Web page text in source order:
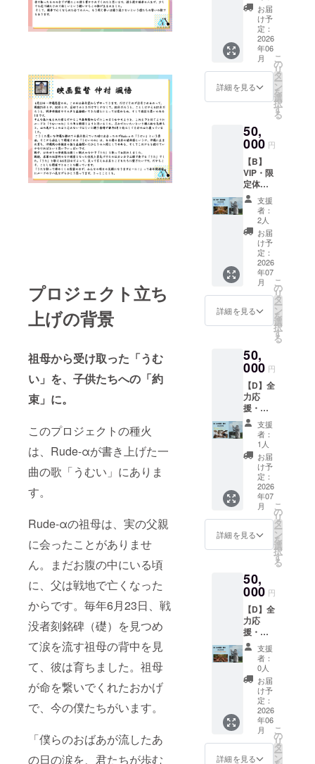
プロジェクト立ち
上げの背景
祖母から受け取った「うむ
い」を、子供たちへの「約
束」に。
このプロジェクトの種火
は、Rude-αが書き上げた一
曲の歌「うむい」にありま
す。
Rude-αの祖母は、実の父親
に会ったことがありませ
ん。まだお腹の中にいる頃
に、父は戦地で亡くなった
からです。毎年6月23日、戦
没者刻銘碑（礎）を見つめ
て涙を流す祖母の背中を見
て、彼は育ちました。祖母
が命を繋いでくれたおかげ
で、今の僕たちがいます。
「僕らのおばあが流したあ
の日の涙を、君たちが歩む
ング終
了、最
終的な
寄贈数
量の確
定 2026
年7月下
旬〜8月
上旬：
員会を
通じ
て、各
学校へ
寄贈を
実施
2026年
8月末ま
で： 全
ての寄
贈完了
後、活
動報告
レポー
トにて
支援者
の皆様
いたし
ます。
里 小
学校 北
美 小
学校 美
東 小
学校 宮
里 小
学校 美
原 小
学校 泡
瀬 小
学校 比
屋根小
学校 沖
縄市の
中学校
（8校）
越来
中学校
コザ
中学校
山内
美里
中学校
中学校
安慶田
中学校
宮里
中学校
沖縄東
中学校
確認状
況： 沖
縄市に
対し、
寄贈の
意図、
寄贈時
期につ
いて確
認済
み。 寄
贈内
援数量
に応じ
た枚数
のオリ
ジナル
タオル
2. 寄贈
までの
スケ
ジュー
ルと手
順 以下
のス
テップ
で責任
を持っ
て子ど
ありが
とう
メール
■うむい
のわ実
行委員
ご支援
への感
込めま
して心
からの
ありが
とう
メール
を送ら
せてい
ただき
ますの
で、
メール
アドレ
スの入
ます。
※私たち
作費に
一円も
使わ
ず、全
額を子
どもた
ちのタ
オルや
イベン
ト運営
に使い
たい。
だから
リター
ンはデ
に限定
させて
い。
※【D】
全力応
援・寄
付■公式
サイト
への
「平和
の守り
人」記
名のリ
ターン
は全て
同じ内
容にな
りま
す。
ん。
※ご支
援いた
だいた
タオル
は沖縄
市内を
中心と
した小
させて
いただ
す。 1.
寄贈先
につい
て（沖
縄市・
沖縄市
教育委
員会と
調整
中） 本
プロ
ジェク
トの趣
旨にご
の寄贈
先に対
し、物
品を寄
贈する
ことを
沖縄市
と確認
済み。
寄贈
先： 沖
縄市の
小学校
（16
校） 越
校 安慶
田小学
学校 諸
見 小
学校 中
の町小
学校 島
袋 小
学校 山
内 小
学校 美
里 小
学校 北
美 小
学校 美
東 小
学校 宮
を応
援」全
額支援
■公式サ
イトへ
の「平
和の守
り人」
記名：
の”プロ
ジェク
トの歴
史”に名
前が刻
まれ、
サイト
内で定
期的に
名前が
流れ
る。
・掲
載期
間：
2026年
6月20日
6月19日
の1年間
掲載。
載方
法：文
字の
み、
Webサ
イトの
下部の
方でス
ライド
方式で
流れま
す。
・注
意事
考欄に
掲載を
希望さ
れるお
名前を
ご記入
くださ
からの
ありが
とう
メール
■うむい
のわ実
行委員
ご支援
お届
け予
定：
2026
年06
月
詳細を見る
こ
の
リ
タ
ー
ン
を
選
択
す
る
50,
000 円
【B】
VIP・限
定体験
・発起
人とコ
ザの夜
ハシゴ
酒（飲
食代込
み） ・
関係者
限定
「打ち
上げ」
参加権
2026年
7月頃予
定
18:00～
2時間程
度 ・場
所：沖
縄市コ
ザ近郊
・支援
者様の
交通費
や滞在
費：支
援者様
の交通
費や滞
くださ
い。 ・
様との
連絡方
法：詳
細は
メール
で連絡
しま
す。 ・
20歳未
満の参
加はで
きませ
ん。
支援
者：
2人
お届
け予
定：
2026
年07
月
詳細を見る
こ
の
リ
タ
ー
ン
を
選
択
す
る
50,
000 円
【D】全
力応
援・寄
付 ・子
どもた
ちへタ
オルプ
レゼン
ト（自
分1枚＋
20枚寄
付）
デザイ
ン ：
作成中
第活動
報告と
して記
載しま
す。
商品サ
イズ：
110cm
×20cm
※ご支
援いた
だいた
タオル
は沖縄
市内を
中心と
した小
支援
者：
1人
お届
け予
定：
2026
年07
月
詳細を見る
こ
の
リ
タ
ー
ン
を
選
択
す
る
50,
000 円
【D】全
力応
援・寄
付 ・
「うむ
いのわ
を応
援」全
額支援
■公式サ
イトへ
の「平
和の守
り人」
支援
者：
0人
お届
け予
定：
2026
年06
月
詳細を見る
こ
の
リ
タ
ー
ン